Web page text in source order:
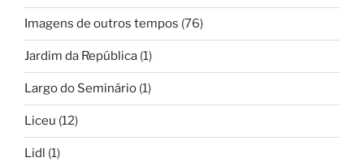
Imagens de outros tempos (76)
Jardim da República (1)
Largo do Seminário (1)
Liceu (12)
Lidl (1)